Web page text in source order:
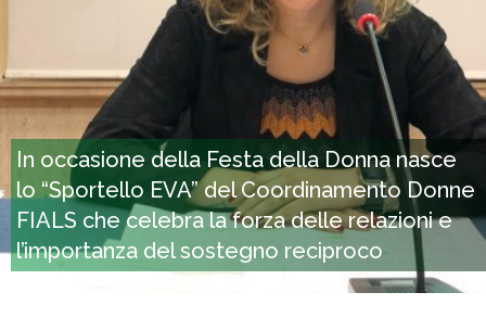
In occasione della Festa della Donna nasce
lo “Sportello EVA” del Coordinamento Donne
FIALS che celebra la forza delle relazioni e
l’importanza del sostegno reciproco